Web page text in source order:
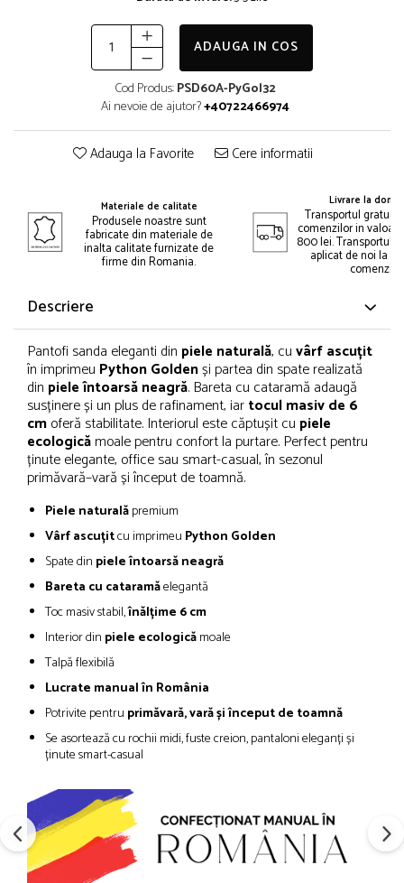
ADAUGA IN COS
Cod Produs:PSD60A-PyGol32
Ai nevoie de ajutor?+40722466974
Adauga la Favorite Cere informatii
Materiale de calitate
Produsele noastre sunt
fabricate din materiale de
inalta calitate furnizate de
firme din Romania.
Livrare la
Transportul gratuit
comenzilor in
800 lei. Transportul
aplicat de noi la
comenzii.
Descriere
Pantofi sanda eleganti din piele naturală, cuvârf ascuțit
în imprimeu Python Goldenși partea din spate realizată
din piele întoarsă neagră. Bareta cu cataramă adaugă
susținere și un plus de rafinament, iartocul masiv de 6
cmoferă stabilitate. Interiorul este căptușit cu piele
ecologicămoale pentru confort la purtare. Perfect pentru
ținute elegante, office sau smart-casual, în sezonul
primăvară–vară și început de toamnă.
Piele naturalăpremium
Vârf ascuțitcu imprimeu Python Golden
Spate din piele întoarsă neagră
Bareta cu cataramăelegantă
Toc masiv stabil,înălțime 6 cm
Interior din piele ecologicămoale
Talpă flexibilă
Lucrate manual în România
Potrivite pentru primăvară, vară și început de toamnă
Se asortează cu rochii midi, fuste creion, pantaloni eleganți și
ținute smart-casual